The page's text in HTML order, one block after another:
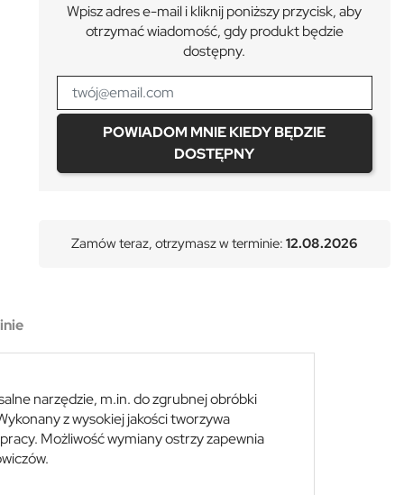
Wpisz adres e-mail i kliknij poniższy przycisk, aby
otrzymać wiadomość, gdy produkt będzie
dostępny.
POWIADOM MNIE KIEDY BĘDZIE
DOSTĘPNY
Zamów teraz, otrzymasz w terminie: 12.08.2026
narzędzie, m.in. do zgrubnej obróbki
z wysokiej jakości tworzywa
Możliwość wymiany ostrzy zapewnia